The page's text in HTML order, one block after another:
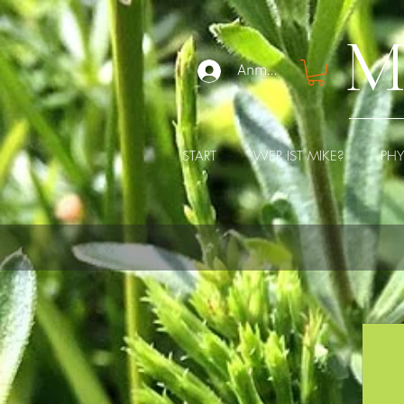
Anmelden
START WER IST MIKE?